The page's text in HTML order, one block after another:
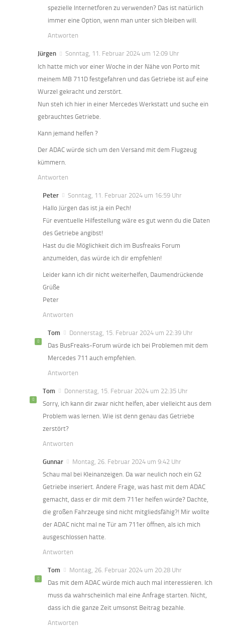
spezielle Internetforen zu verwenden? Das ist natürlich
immer eine Option, wenn man unter sich bleiben will.
Antworten
Jürgen
Sonntag, 11. Februar 2024 um 12:09 Uhr
Ich hatte mich vor einer Woche in der Nähe von Porto mit
meinem MB 711D festgefahren und das Getriebe ist auf eine
Wurzel gekracht und zerstört.
Nun steh ich hier in einer Mercedes Werkstatt und suche ein
gebrauchtes Getriebe.
Kann jemand helfen ?
Der ADAC würde sich um den Versand mit dem Flugzeug
kümmern.
Antworten
Peter
Sonntag, 11. Februar 2024 um 16:59 Uhr
Hallo Jürgen das ist ja ein Pech!
Für eventuelle Hilfestellung wäre es gut wenn du die Daten
des Getriebe angibst!
Hast du die Möglichkeit dich im Busfreaks Forum
anzumelden, das würde ich dir empfehlen!
Leider kann ich dir nicht weiterhelfen, Daumendrückende
Grüße
Peter
Antworten
Tom
Donnerstag, 15. Februar 2024 um 22:39 Uhr
Das BusFreaks-Forum würde ich bei Problemen mit dem
Mercedes 711 auch empfehlen.
Antworten
Tom
Donnerstag, 15. Februar 2024 um 22:35 Uhr
Sorry, ich kann dir zwar nicht helfen, aber vielleicht aus dem
Problem was lernen. Wie ist denn genau das Getriebe
zerstört?
Antworten
Gunnar
Montag, 26. Februar 2024 um 9:42 Uhr
Schau mal bei Kleinanzeigen. Da war neulich noch ein G2
Getriebe inseriert. Andere Frage, was hast mit dem ADAC
gemacht, dass er dir mit dem 711er helfen würde? Dachte,
die großen Fahrzeuge sind nicht mitgliedsfähig?! Mir wollte
der ADAC nicht mal ne Tür am 711er öffnen, als ich mich
ausgeschlossen hatte.
Antworten
Tom
Montag, 26. Februar 2024 um 20:28 Uhr
Das mit dem ADAC würde mich auch mal interessieren. Ich
muss da wahrscheinlich mal eine Anfrage starten. Nicht,
dass ich die ganze Zeit umsonst Beitrag bezahle.
Antworten